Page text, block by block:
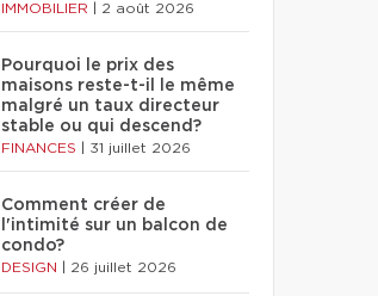
IMMOBILIER 2 août 2026
Pourquoi le prix des
maisons reste-t-il le même
malgré un taux directeur
stable ou qui descend?
FINANCES 31 juillet 2026
Comment créer de
l'intimité sur un balcon de
condo?
DESIGN 26 juillet 2026